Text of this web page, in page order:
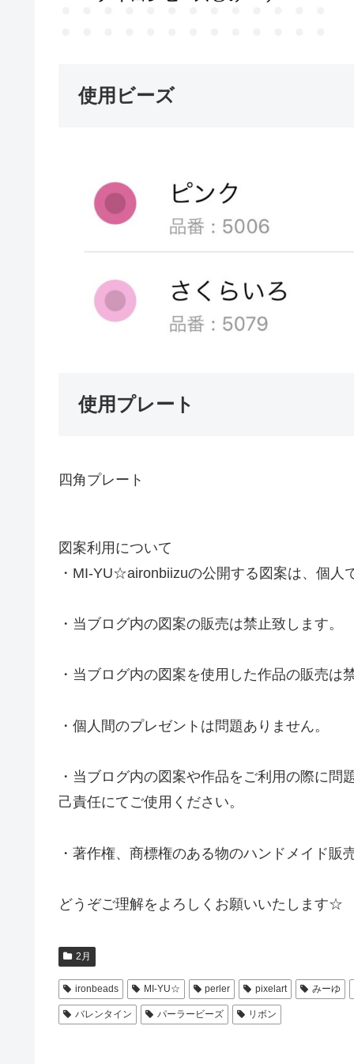
使用ビーズ
使用プレート
四角プレート
図案利用について
・MI-YU☆aironbiizuの公開する図案は、個人
・当ブログ内の図案の販売は禁止致します。
・当ブログ内の図案を使用した作品の販売は
・個人間のプレゼントは問題ありません。
・当ブログ内の図案や作品をご利用の際に
己責任にてご使用ください。
・著作権、商標権のある物のハンドメイド販
どうぞご理解をよろしくお願いいたします☆
2月
ironbeads MI-YU☆ perler pixelart みーゆ
バレンタイン パーラービーズ リボン